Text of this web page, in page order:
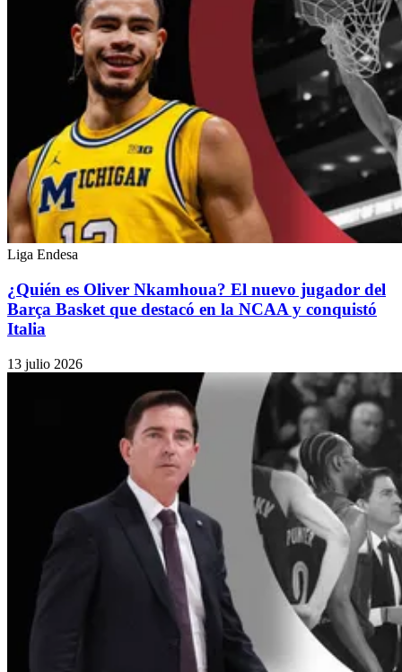
Liga Endesa
¿Quién es Oliver Nkamhoua? El nuevo jugador del
Barça Basket que destacó en la NCAA y conquistó
Italia
13 julio 2026